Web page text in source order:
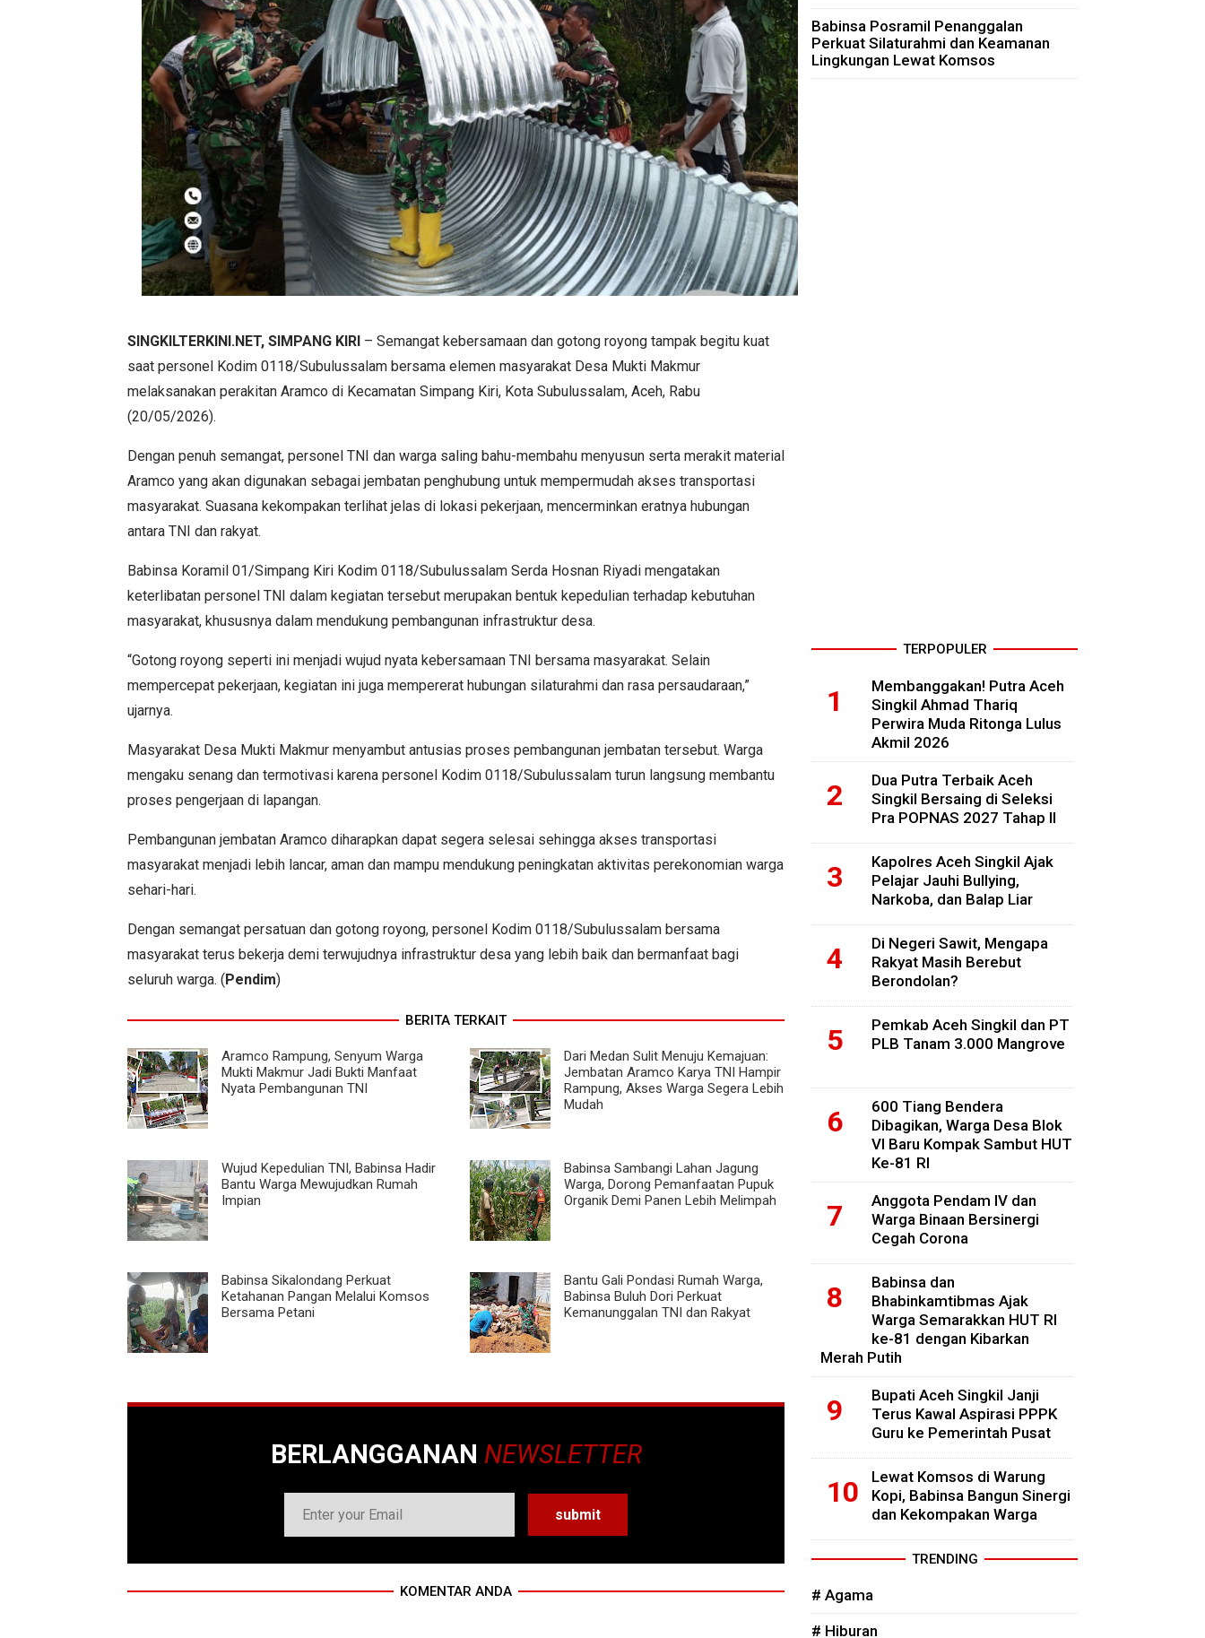
SINGKILTERKINI.NET, SIMPANG KIRI – Semangat kebersamaan dan gotong royong tampak begitu kuat
saat personel Kodim 0118/Subulussalam bersama elemen masyarakat Desa Mukti Makmur
melaksanakan perakitan Aramco di Kecamatan Simpang Kiri, Kota Subulussalam, Aceh, Rabu
(20/05/2026).
Dengan penuh semangat, personel TNI dan warga saling bahu-membahu menyusun serta merakit material
Aramco yang akan digunakan sebagai jembatan penghubung untuk mempermudah akses transportasi
masyarakat. Suasana kekompakan terlihat jelas di lokasi pekerjaan, mencerminkan eratnya hubungan
antara TNI dan rakyat.
Babinsa Koramil 01/Simpang Kiri Kodim 0118/Subulussalam Serda Hosnan Riyadi mengatakan
keterlibatan personel TNI dalam kegiatan tersebut merupakan bentuk kepedulian terhadap kebutuhan
masyarakat, khususnya dalam mendukung pembangunan infrastruktur desa.
“Gotong royong seperti ini menjadi wujud nyata kebersamaan TNI bersama masyarakat. Selain
mempercepat pekerjaan, kegiatan ini juga mempererat hubungan silaturahmi dan rasa persaudaraan,”
ujarnya.
Masyarakat Desa Mukti Makmur menyambut antusias proses pembangunan jembatan tersebut. Warga
mengaku senang dan termotivasi karena personel Kodim 0118/Subulussalam turun langsung membantu
proses pengerjaan di lapangan.
Pembangunan jembatan Aramco diharapkan dapat segera selesai sehingga akses transportasi
masyarakat menjadi lebih lancar, aman dan mampu mendukung peningkatan aktivitas perekonomian warga
sehari-hari.
Dengan semangat persatuan dan gotong royong, personel Kodim 0118/Subulussalam bersama
masyarakat terus bekerja demi terwujudnya infrastruktur desa yang lebih baik dan bermanfaat bagi
seluruh warga. (Pendim)
BERITA TERKAIT
Aramco Rampung, Senyum Warga
Mukti Makmur Jadi Bukti Manfaat
Nyata Pembangunan TNI
Dari Medan Sulit Menuju Kemajuan:
Jembatan Aramco Karya TNI Hampir
Rampung, Akses Warga Segera Lebih
Mudah
Wujud Kepedulian TNI, Babinsa Hadir
Bantu Warga Mewujudkan Rumah
Impian
Babinsa Sambangi Lahan Jagung
Warga, Dorong Pemanfaatan Pupuk
Organik Demi Panen Lebih Melimpah
Babinsa Sikalondang Perkuat
Ketahanan Pangan Melalui Komsos
Bersama Petani
Bantu Gali Pondasi Rumah Warga,
Babinsa Buluh Dori Perkuat
Kemanunggalan TNI dan Rakyat
BERLANGGANAN NEWSLETTER
KOMENTAR ANDA
Babinsa Posramil Penanggalan
Perkuat Silaturahmi dan Keamanan
Lingkungan Lewat Komsos
TERPOPULER
Membanggakan! Putra Aceh
Singkil Ahmad Thariq
Perwira Muda Ritonga Lulus
Akmil 2026
Dua Putra Terbaik Aceh
Singkil Bersaing di Seleksi
Pra POPNAS 2027 Tahap II
Kapolres Aceh Singkil Ajak
Pelajar Jauhi Bullying,
Narkoba, dan Balap Liar
Di Negeri Sawit, Mengapa
Rakyat Masih Berebut
Berondolan?
Pemkab Aceh Singkil dan PT
PLB Tanam 3.000 Mangrove
600 Tiang Bendera
Dibagikan, Warga Desa Blok
VI Baru Kompak Sambut HUT
Ke-81 RI
Anggota Pendam IV dan
Warga Binaan Bersinergi
Cegah Corona
Babinsa dan
Bhabinkamtibmas Ajak
Warga Semarakkan HUT RI
ke-81 dengan Kibarkan
Merah Putih
Bupati Aceh Singkil Janji
Terus Kawal Aspirasi PPPK
Guru ke Pemerintah Pusat
Lewat Komsos di Warung
Kopi, Babinsa Bangun Sinergi
dan Kekompakan Warga
TRENDING
# Agama
# Hiburan